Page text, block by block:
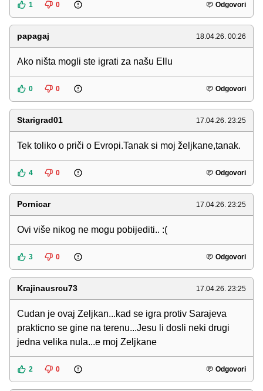
1 0 Odgovori
papagaj 18.04.26. 00:26
Ako ništa mogli ste igrati za našu Ellu
0 0 Odgovori
Starigrad01 17.04.26. 23:25
Tek toliko o priči o Evropi.Tanak si moj željkane,tanak.
4 0 Odgovori
Pornicar 17.04.26. 23:25
Ovi više nikog ne mogu pobijediti.. :(
3 0 Odgovori
Krajinausrcu73 17.04.26. 23:25
Cudan je ovaj Zeljkan...kad se igra protiv Sarajeva
prakticno se gine na terenu...Jesu li dosli neki drugi
jedna velika nula...e moj Zeljkane
2 0 Odgovori